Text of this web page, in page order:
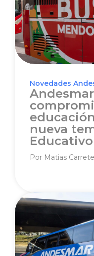
Novedades
nueva
Educativo
Por Matias